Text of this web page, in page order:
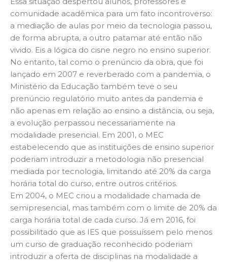
comunidade acadêmica para um fato incontroverso:
a mediação de aulas por meio da tecnologia passou,
de forma abrupta, a outro patamar até então não
vivido. Eis a lógica do cisne negro no ensino superior.
No entanto, tal como o prenúncio da obra, que foi
lançado em 2007 e reverberado com a pandemia, o
Ministério da Educação também teve o seu
prenúncio regulatório muito antes da pandemia e
não apenas em relação ao ensino a distância, ou seja,
a evolução perpassou necessariamente na
modalidade presencial. Em 2001, o MEC
estabelecendo que as instituições de ensino superior
poderiam introduzir a metodologia não presencial
mediada por tecnologia, limitando até 20% da carga
horária total do curso, entre outros critérios.
Em 2004, o MEC criou a modalidade chamada de
semipresencial, mas também com o limite de 20% da
carga horária total de cada curso. Já em 2016, foi
possibilitado que as IES que possuíssem pelo menos
um curso de graduação reconhecido poderiam
introduzir a oferta de disciplinas na modalidade a